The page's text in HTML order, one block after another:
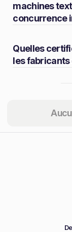
machines
concurrence
Quelles
les fabricants